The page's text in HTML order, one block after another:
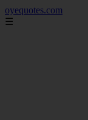
oyequotes.com
☰